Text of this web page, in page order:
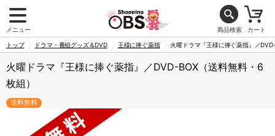
メニュー 商品検索 カート
トップ ドラマ・番組グッズ＆DVD 王様に捧ぐ薬指 火曜ドラマ『王様に捧ぐ薬指』／
火曜ドラマ『王様に捧ぐ薬指』／DVD-BOX（送料無料・6
枚組）
送料無料